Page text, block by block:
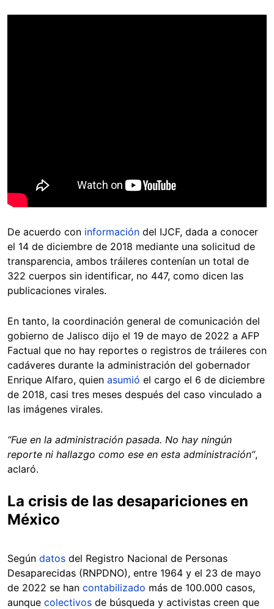
De acuerdo con información del IJCF, dada a conocer
el 14 de diciembre de 2018 mediante una solicitud de
transparencia, ambos tráileres contenían un total de
322 cuerpos sin identificar, no 447, como dicen las
publicaciones virales.
En tanto, la coordinación general de comunicación del
gobierno de Jalisco dijo el 19 de mayo de 2022 a AFP
Factual que no hay reportes o registros de tráileres con
cadáveres durante la administración del gobernador
Enrique Alfaro, quien asumió el cargo el 6 de diciembre
de 2018, casi tres meses después del caso vinculado a
las imágenes virales.
“Fue en la administración pasada. No hay ningún
reporte ni hallazgo como ese en esta administración”,
aclaró.
La crisis de las desapariciones en
México
Según datos del Registro Nacional de Personas
Desaparecidas (RNPDNO), entre 1964 y el 23 de mayo
de 2022 se han contabilizado más de 100.000 casos,
aunque colectivos de búsqueda y activistas creen que